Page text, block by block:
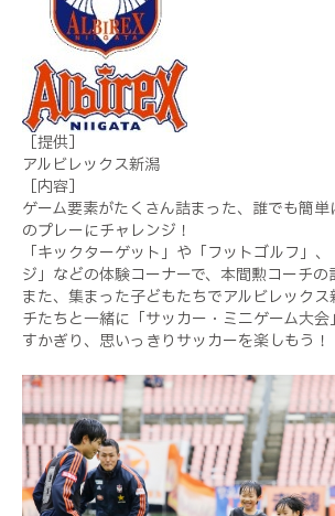
［提供］
アルビレックス新潟
［内容］
ゲーム要素がたくさん詰まった、誰でも簡
のプレーにチャレンジ！
「キックターゲット」や「フットゴルフ」
ジ」などの体験コーナーで、本間勲コーチの
また、集まった子どもたちでアルビレック
チたちと一緒に「サッカー・ミニゲーム大
すかぎり、思いっきりサッカーを楽しもう！